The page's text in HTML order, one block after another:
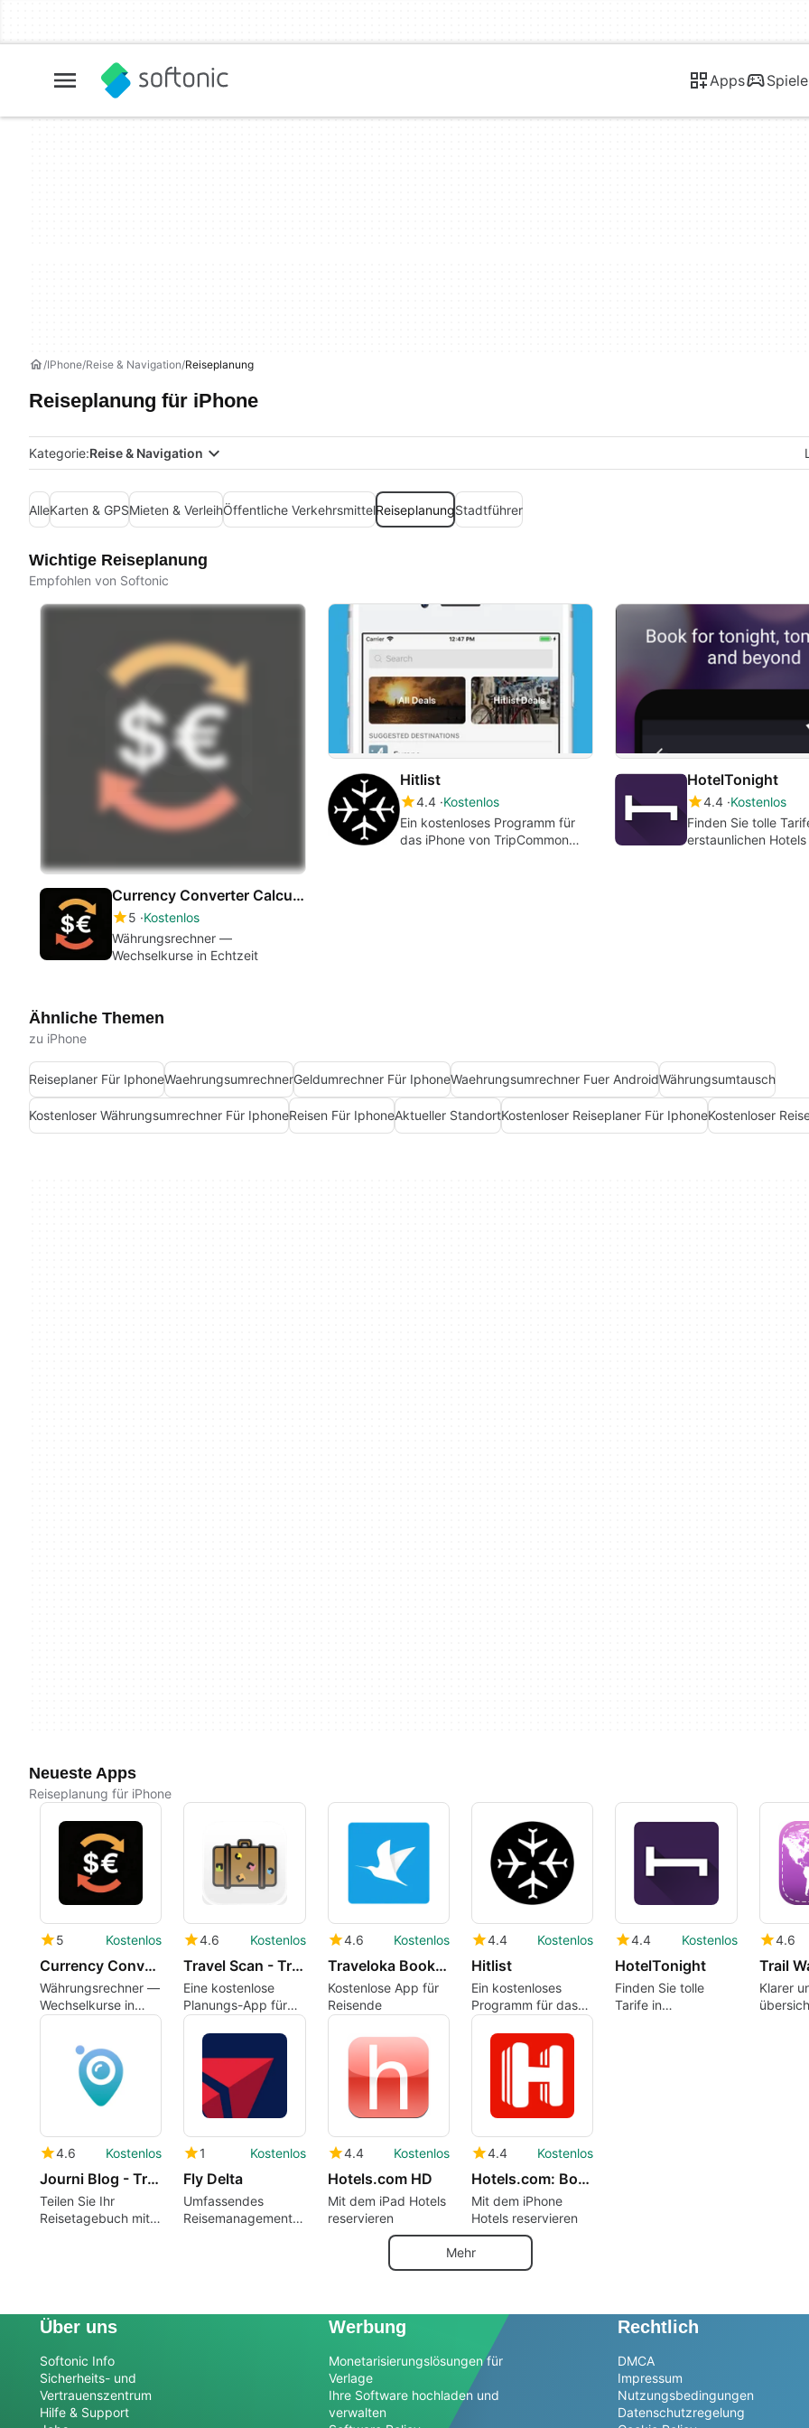
Apps Spiele
IPhone Reise & Navigation Reiseplanung
Reiseplanung für iPhone
Kategorie:Reise & Navigation
AlleKarten & GPSMieten & VerleihÖffentliche VerkehrsmittelReiseplanungStadtführer
Wichtige Reiseplanung
Empfohlen von Softonic
Currency Converter Calculator — Live Exchange Rates
5 Kostenlos
Währungsrechner —
Wechselkurse in Echtzeit
Hitlist
4.4 Kostenlos
Ein kostenloses Programm für
das iPhone von TripCommon
HotelTonight
4.4 Kostenlos
Finden Sie tolle
erstaunlichen Hotels
Ähnliche Themen
zu iPhone
Reiseplaner Für IphoneWaehrungsumrechnerGeldumrechner Für IphoneWaehrungsumrechner Fuer AndroidWährungsumtausch
Kostenloser Währungsumrechner Für IphoneReisen Für IphoneAktueller StandortKostenloser Reiseplaner Für IphoneKostenloser
Neueste Apps
Reiseplanung für iPhone
5 Kostenlos
Currency Converter Calculator — Live Exchange Rates
Währungsrechner —
Wechselkurse in
Echtzeit
4.6 Kostenlos
Travel Scan - Trip Planner
Eine kostenlose
Planungs-App für
moderne Reisende
4.6 Kostenlos
Traveloka Book Flight & Hotel
Kostenlose App für
Reisende
4.4 Kostenlos
Hitlist
Ein kostenloses
Programm für das
iPhone von
TripCommon LLC.
4.4 Kostenlos
HotelTonight
Finden Sie tolle
Tarife in
4.6
Trail
Klarer
4.6 Kostenlos
Journi Blog - Travel tracker
Teilen Sie Ihr
Reisetagebuch mit
1 Kostenlos
Fly Delta
Umfassendes
Reisemanagement
4.4 Kostenlos
Hotels.com HD
Mit dem iPad Hotels
reservieren
4.4 Kostenlos
Hotels.com: Book Hotels More
Mit dem iPhone
Hotels reservieren
Mehr
Über uns
Softonic Info
Sicherheits- und
Vertrauenszentrum
Hilfe & Support
Werbung
Monetarisierungslösungen für
Verlage
Ihre Software hochladen und
verwalten
Rechtlich
DMCA
Impressum
Nutzungsbedingungen
Datenschutzregelung